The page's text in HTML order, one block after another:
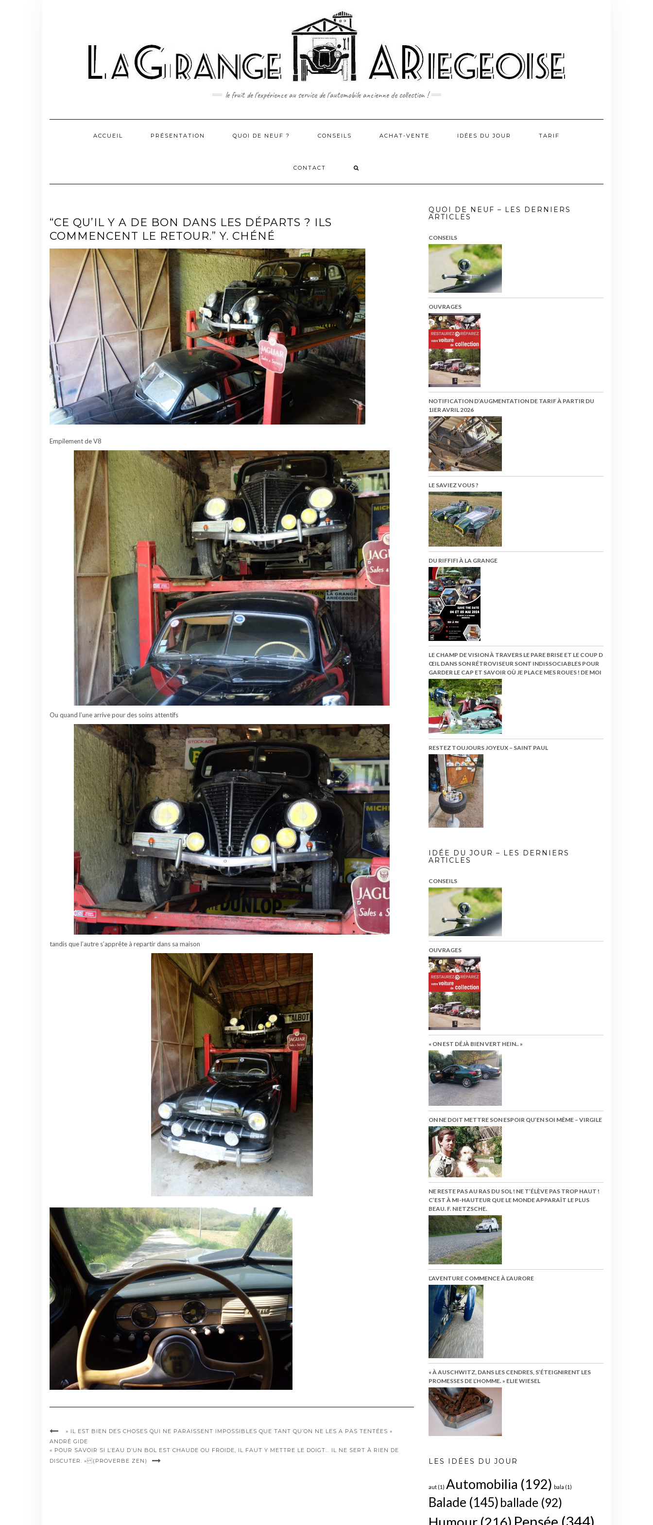
le fruit de l'expérience au service de l'automobile ancienne de collection !
ACCUEIL PRÉSENTATION QUOI DE NEUF ? CONSEILS ACHAT-VENTE IDÉES DU JOUR TARIF
CONTACT
“CE QU’IL Y A DE BON DANS LES DÉPARTS ? ILS
COMMENCENT LE RETOUR.” Y. CHÉNÉ
Empilement de V8
Ou quand l’une arrive pour des soins attentifs
tandis que l’autre s’apprête à repartir dans sa maison
» IL EST BIEN DES CHOSES QUI NE PARAISSENT IMPOSSIBLES QUE TANT QU’ON NE LES A PAS TENTÉES »
ANDRÉ GIDE
« POUR SAVOIR SI L’EAU D’UN BOL EST CHAUDE OU FROIDE, IL FAUT Y METTRE LE DOIGT… IL NE SERT À RIEN DE
DISCUTER. » (PROVERBE ZEN)
QUOI DE NEUF – LES DERNIERS
ARTICLES
CONSEILS
OUVRAGES
NOTIFICATION D’AUGMENTATION DE TARIF À PARTIR DU
1IER AVRIL 2026
LE SAVIEZ VOUS ?
DU RIFFIFI À LA GRANGE
LE CHAMP DE VISION À TRAVERS LE PARE BRISE ET LE COUP D
ŒIL DANS SON RÉTROVISEUR SONT INDISSOCIABLES POUR
GARDER LE CAP ET SAVOIR OÙ JE PLACE MES ROUES ! DE MOI
RESTEZ TOUJOURS JOYEUX – SAINT PAUL
IDÉE DU JOUR – LES DERNIERS
ARTICLES
CONSEILS
OUVRAGES
« ON EST DÉJÀ BIEN VERT HEIN.. »
ON NE DOIT METTRE SON ESPOIR QU’EN SOI MÊME – VIRGILE
NE RESTE PAS AU RAS DU SOL ! NE T’ÉLÈVE PAS TROP HAUT !
C’EST À MI-HAUTEUR QUE LE MONDE APPARAÎT LE PLUS
BEAU. F. NIETZSCHE.
L’AVENTURE COMMENCE À L’AURORE
« À AUSCHWITZ, DANS LES CENDRES, S’ÉTEIGNIRENT LES
PROMESSES DE L’HOMME. » ELIE WIESEL
LES IDÉES DU JOUR
aut (1) Automobilia (192) bala (1)
Balade (145) ballade (92)
Pensée (344)